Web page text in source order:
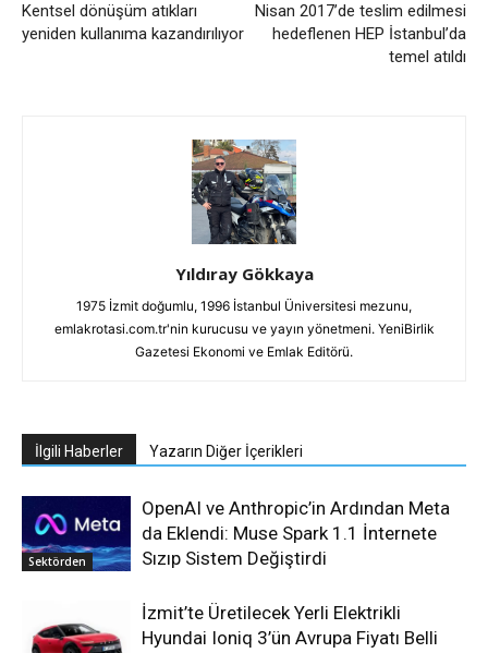
Kentsel dönüşüm atıkları
yeniden kullanıma kazandırılıyor
Nisan 2017’de teslim edilmesi
hedeflenen HEP İstanbul’da
temel atıldı
Yıldıray Gökkaya
1975 İzmit doğumlu, 1996 İstanbul Üniversitesi mezunu,
emlakrotasi.com.tr'nin kurucusu ve yayın yönetmeni. YeniBirlik
Gazetesi Ekonomi ve Emlak Editörü.
İlgili Haberler Yazarın Diğer İçerikleri
Sektörden
OpenAI ve Anthropic’in Ardından Meta
da Eklendi: Muse Spark 1.1 İnternete
Sızıp Sistem Değiştirdi
İzmit’te Üretilecek Yerli Elektrikli
Hyundai Ioniq 3’ün Avrupa Fiyatı Belli